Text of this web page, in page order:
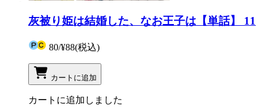
灰被り姫は結婚した、なお王子は【単話】 11
80/¥88(税込)
カートに追加
カートに追加しました